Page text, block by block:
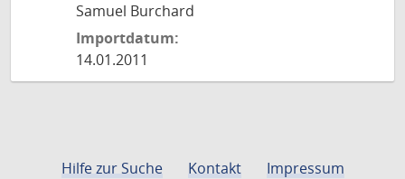
Samuel Burchard
Importdatum:
14.01.2011
Hilfe zur Suche Kontakt
Impressum